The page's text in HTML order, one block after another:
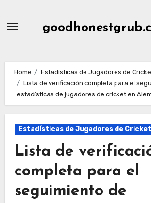
Home
Estadísticas de Jugadores de
Lista de verificación completa para el
estadísticas de jugadores de cricket en
Estadísticas de Jugadores de
Lista de
completa para el
seguimiento de